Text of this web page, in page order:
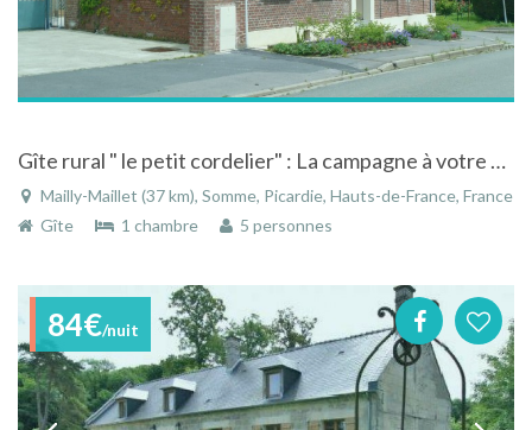
Gîte rural " le petit cordelier" : La campagne à votre portée!
Mailly-Maillet (37 km), Somme, Picardie, Hauts-de-France, France
Gîte
1 chambre 5 personnes
84€/nuit